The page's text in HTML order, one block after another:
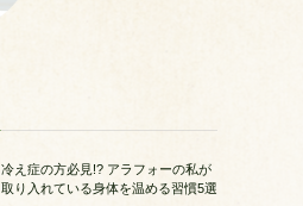
冷え症の方必見!? アラフォーの私が
取り入れている身体を温める習慣5選